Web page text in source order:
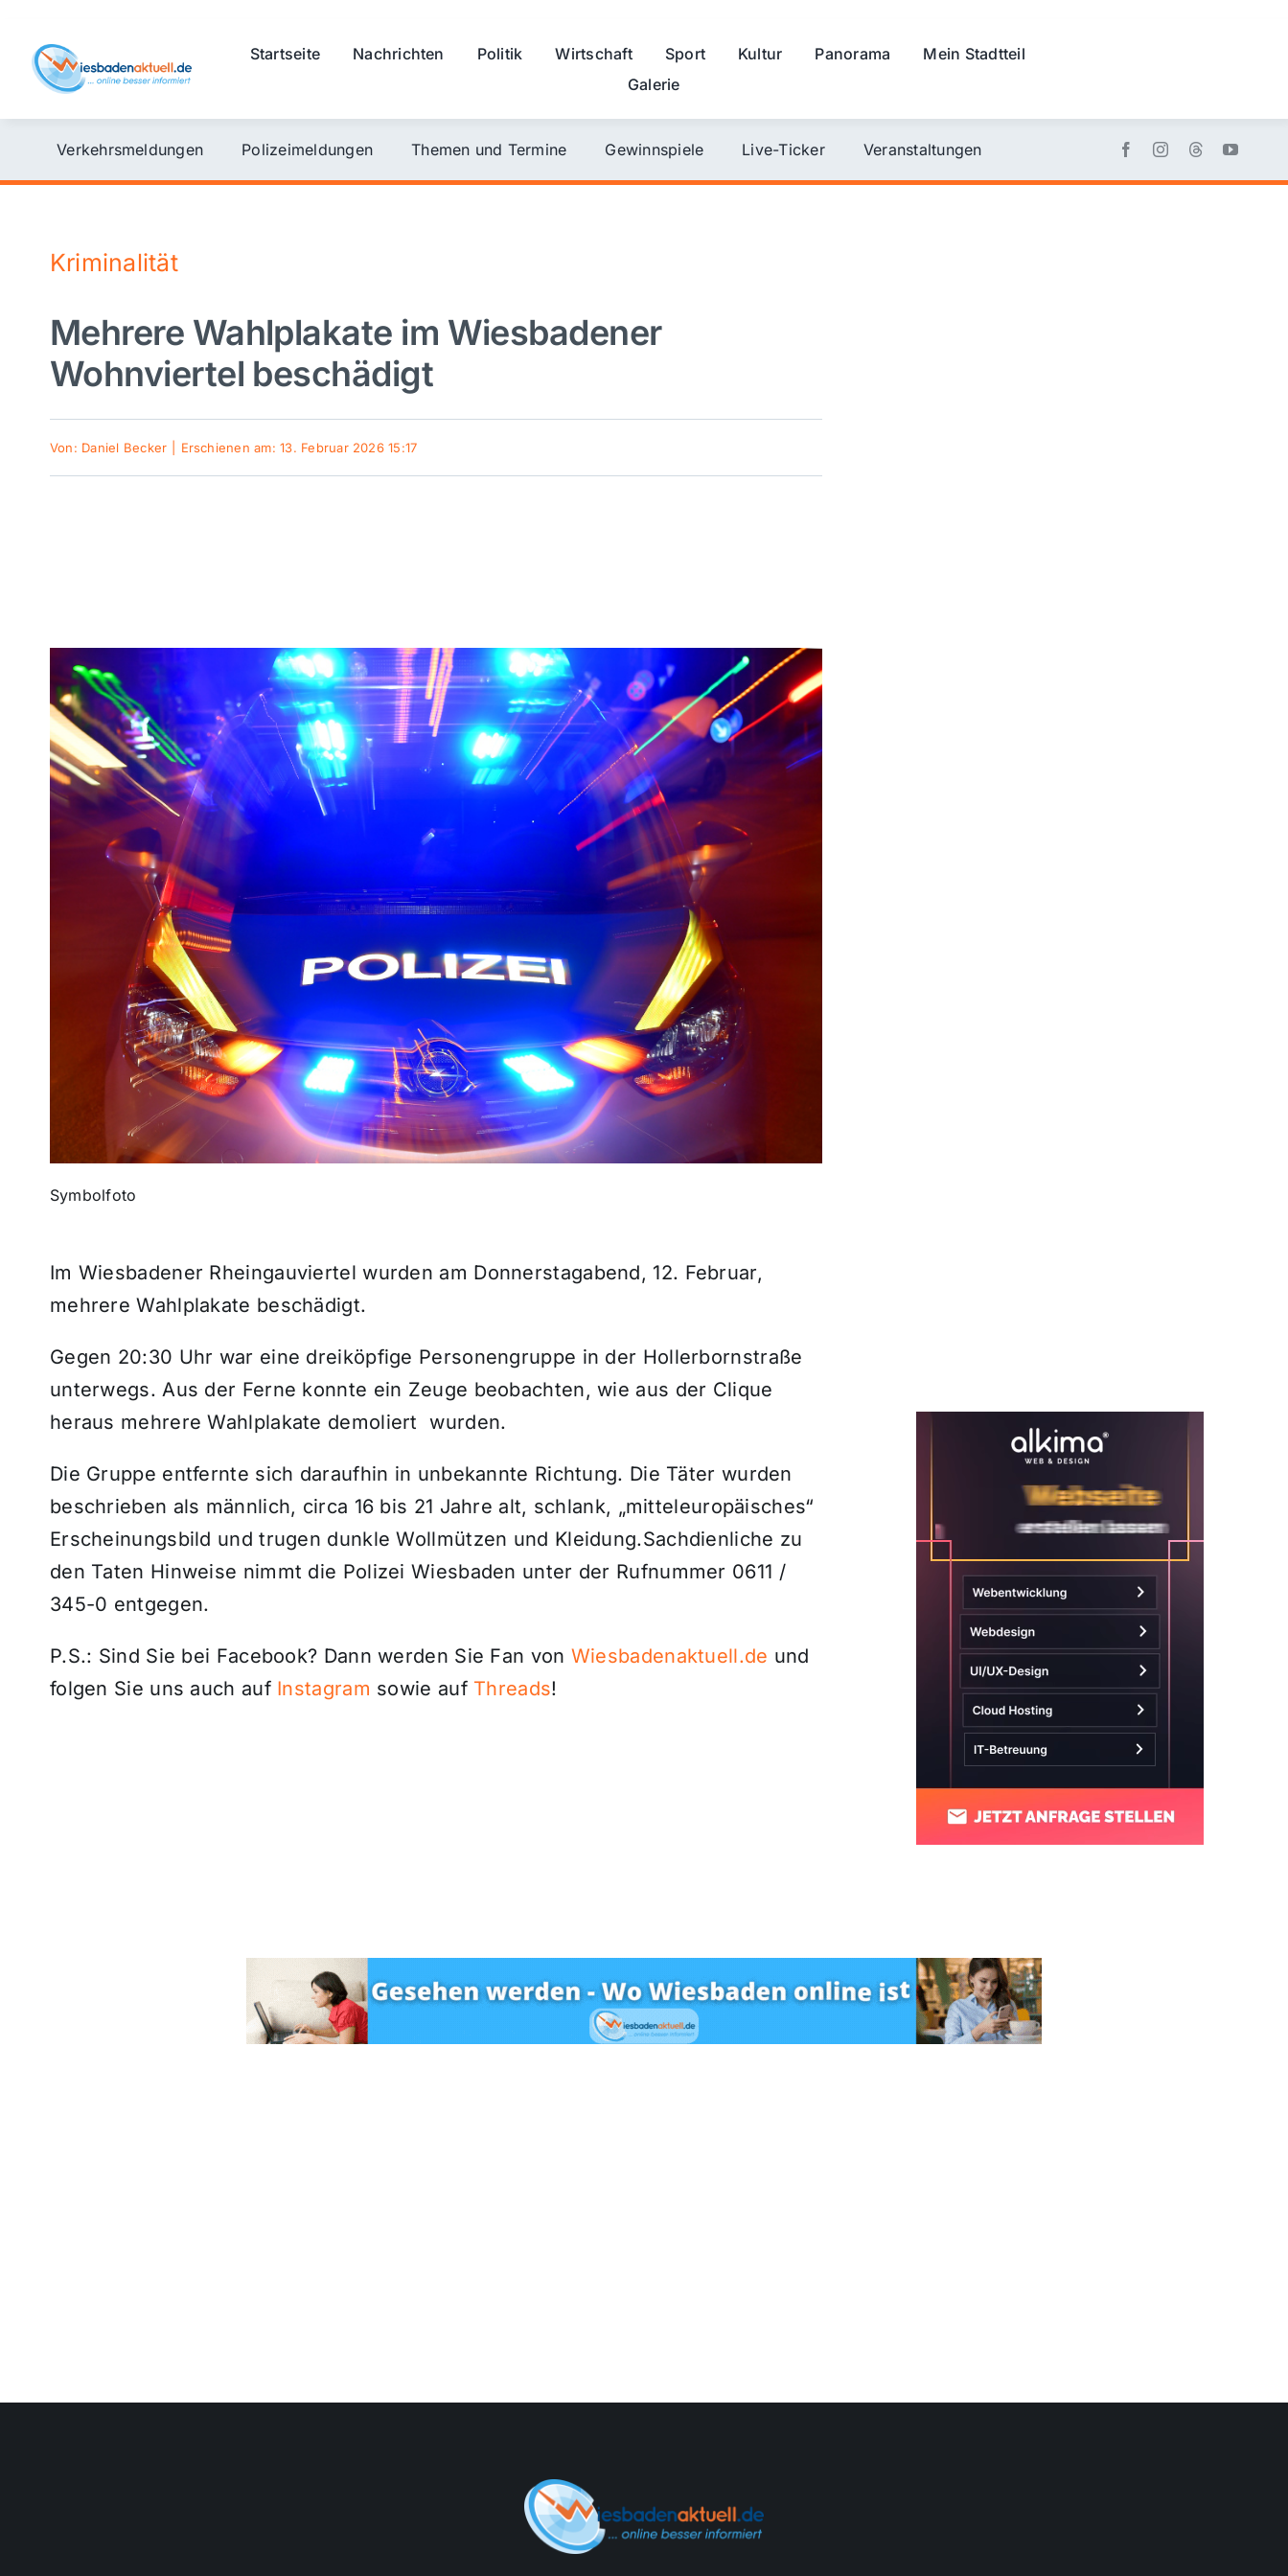
content
Startseite Nachrichten Politik Wirtschaft Sport Kultur Panorama
Mein Stadtteil
Galerie
Verkehrsmeldungen Polizeimeldungen Themen und Termine Gewinnspiele Live-Ticker Veranstaltungen
Kriminalität
Mehrere Wahlplakate im Wiesbadener
Wohnviertel beschädigt
Von: Daniel Becker Erschienen am: 13. Februar 2026 15:17
Symbolfoto
Im Wiesbadener Rheingauviertel wurden am Donnerstagabend, 12. Februar,
mehrere Wahlplakate beschädigt.
Gegen 20:30 Uhr war eine dreiköpfige Personengruppe in der Hollerbornstraße
unterwegs. Aus der Ferne konnte ein Zeuge beobachten, wie aus der Clique
heraus mehrere Wahlplakate demoliert wurden.
Die Gruppe entfernte sich daraufhin in unbekannte Richtung. Die Täter wurden
beschrieben als männlich, circa 16 bis 21 Jahre alt, schlank, „mitteleuropäisches“
Erscheinungsbild und trugen dunkle Wollmützen und Kleidung.Sachdienliche zu
den Taten Hinweise nimmt die Polizei Wiesbaden unter der Rufnummer 0611 /
345-0 entgegen.
P.S.: Sind Sie bei Facebook? Dann werden Sie Fan von Wiesbadenaktuell.de und
folgen Sie uns auch auf Instagram sowie auf Threads!